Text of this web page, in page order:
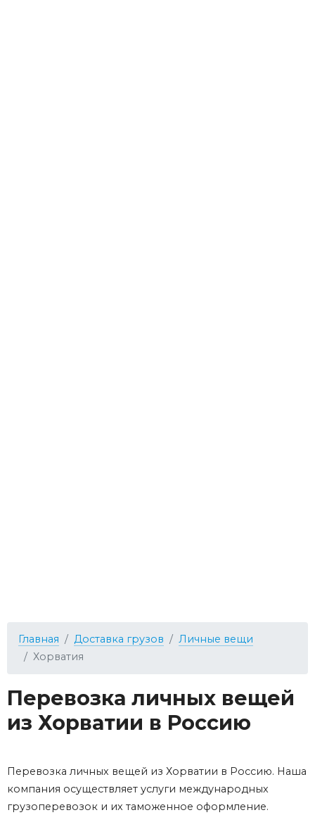
Главная Доставка грузов
Личные вещи
Хорватия
Перевозка личных вещей
из Хорватии в Россию
Перевозка личных вещей из Хорватии в Россию. Наша
компания осуществляет услуги международных
грузоперевозок и их таможенное оформление.